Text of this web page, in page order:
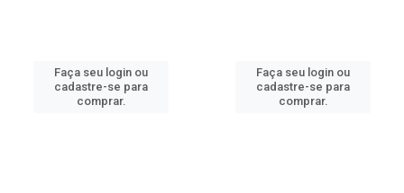
Faça seu login ou
cadastre-se para
comprar.
Faça seu login ou
cadastre-se para
comprar.